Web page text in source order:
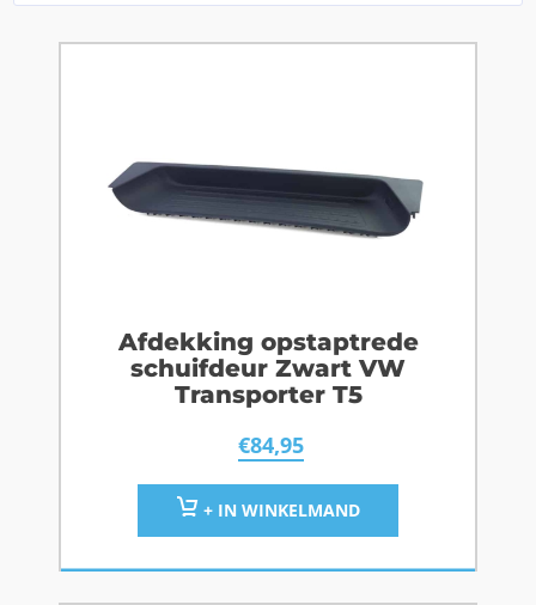
Afdekking opstaptrede
schuifdeur Zwart VW
Transporter T5
€84,95
+ IN WINKELMAND